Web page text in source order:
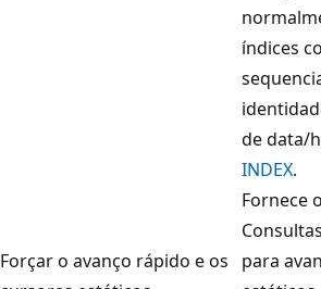
índices
de data/
INDEX.
Forçar o avanço rápido e os
Fornece
para